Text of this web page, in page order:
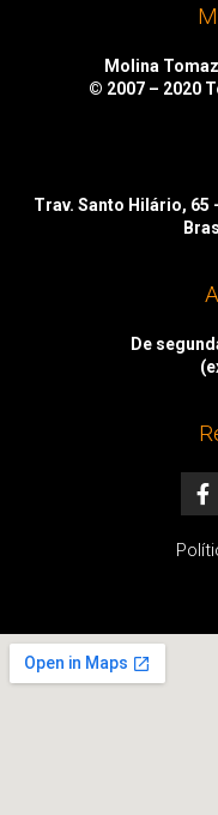
Molina
© 2007 – 2020
Trav. Santo Hilário, 65
De
F
a
e
k